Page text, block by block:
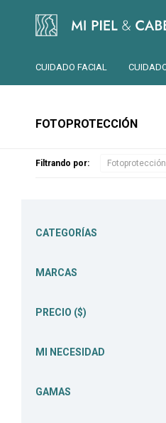
CUIDADO FACIAL
FOTOPROTECCIÓN
Filtrando por: Fotoprotección
CATEGORÍAS
MARCAS
PRECIO ($)
MI NECESIDAD
GAMAS